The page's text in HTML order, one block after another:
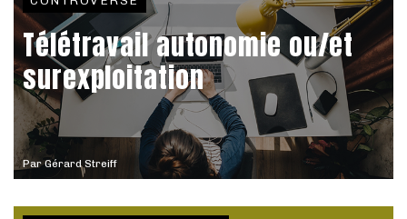
ParGérard Streiff
Télétravail autonomie ou/et
surexploitation